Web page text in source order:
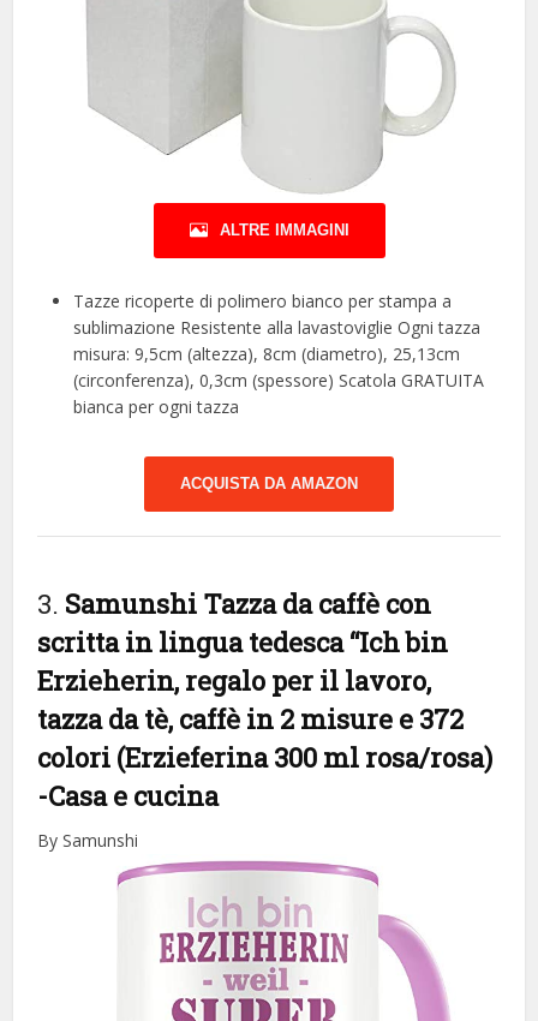
ALTRE IMMAGINI
Tazze ricoperte di polimero bianco per stampa a
sublimazione Resistente alla lavastoviglie Ogni tazza
misura: 9,5cm (altezza), 8cm (diametro), 25,13cm
(circonferenza), 0,3cm (spessore) Scatola GRATUITA
bianca per ogni tazza
ACQUISTA DA AMAZON
3. Samunshi Tazza da caffè con
scritta in lingua tedesca “Ich bin
Erzieherin, regalo per il lavoro,
tazza da tè, caffè in 2 misure e 372
colori (Erzieferina 300 ml rosa/rosa)
-Casa e cucina
By Samunshi